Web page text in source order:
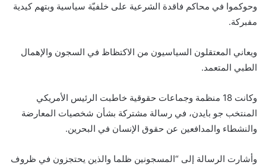
وحوكموا في محاكم فاقدة الشرعية على خلفيّة سياسية وبتهم كيدية
مفبركة.
ويعاني المعتقلون السياسيون من الاكتظاظ في السجون والإهمال
الطبي المتعمد.
وكانت 18 منظمة وجماعات حقوقية خاطبت الرئيس الأمريكي
المنتخب جو بايدن، في رسالة مشتركة بشأن شخصيات المعارضة
والنشطاء والمدافعين عن حقوق الإنسان في البحرين.
وأشارت الرسالة إلى “المسجونين ظلما والذين يحتجزون في ظروف